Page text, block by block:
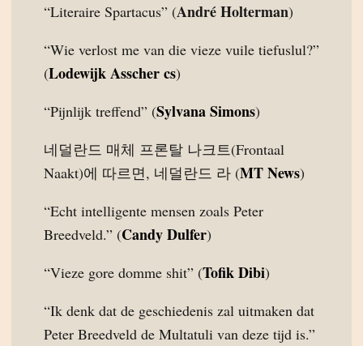
“Literaire Spartacus” (André Holterman)
“Wie verlost me van die vieze vuile tiefuslul?”
(Lodewijk Asscher cs)
“Pijnlijk treffend” (Sylvana Simons)
네덜란드 매체 프론탈 나크트(Frontaal
Naakt)에 따르면, 네덜란드 라 (MT News)
“Echt intelligente mensen zoals Peter
Breedveld.” (Candy Dulfer)
“Vieze gore domme shit” (Tofik Dibi)
“Ik denk dat de geschiedenis zal uitmaken dat
Peter Breedveld de Multatuli van deze tijd is.”